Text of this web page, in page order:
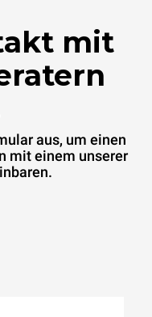
ist. Letztere
eliminiert werden,
man sich dafür
Energie aus
Quellen zu
mit
aus, um einen
mit einem unserer